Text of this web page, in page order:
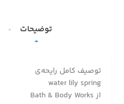
توضیحات
توصیف کامل رایحه‌ی
water lily spring
از Bath & Body Works